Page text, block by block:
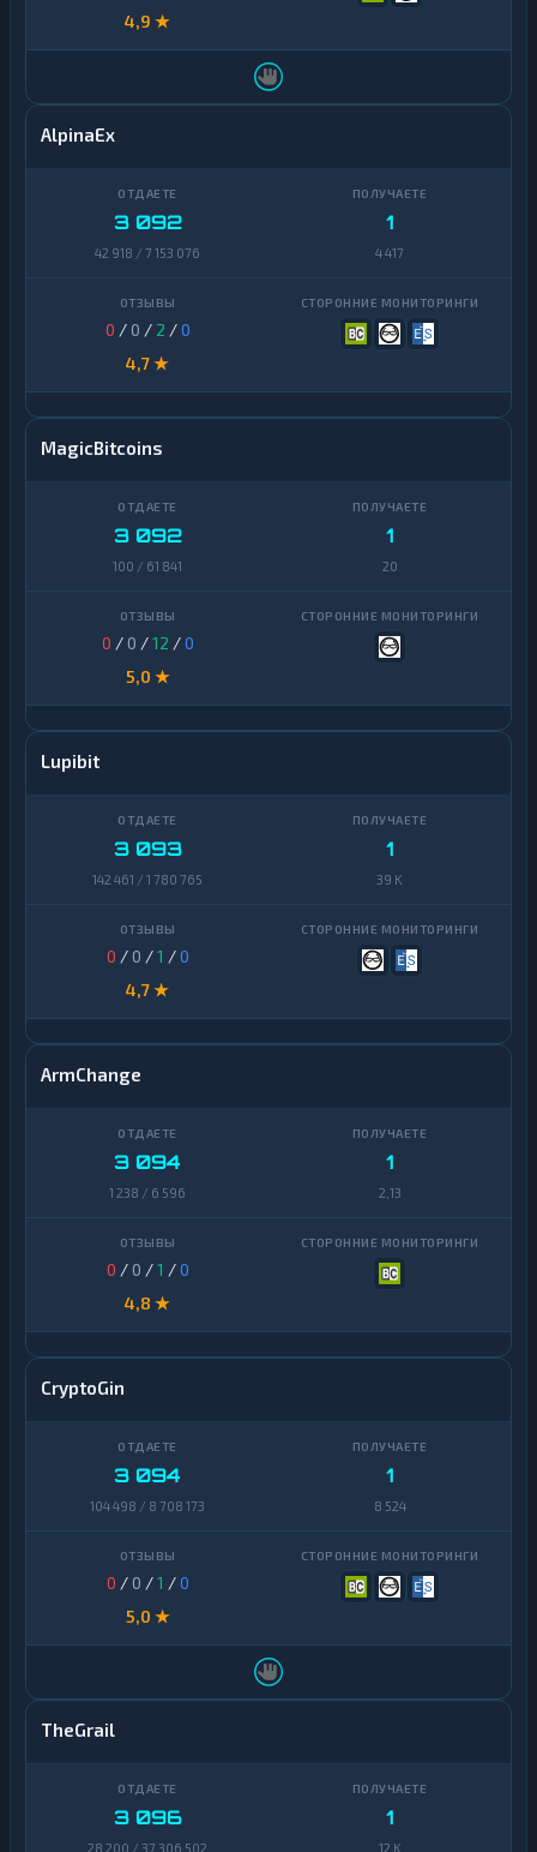
4,9 ★
AlpinaEx
3 092
42 918 / 7 153 076
1
4 417
0 / 0 / 2 /0
4,7 ★
MagicBitcoins
3 092
100 / 61 841
1
20
0 / 0 /12 /0
5,0 ★
Lupibit
3 093
142 461 / 1 780 765
1
39 K
0 / 0 /1 /0
4,7 ★
ArmChange
3 094
1 238 / 6 596
1
2,13
0 / 0 /1 /0
4,8 ★
CryptoGin
3 094
104 498 / 8 708 173
1
8 524
0 / 0 /1 /0
5,0 ★
TheGrail
3 096
28 200 / 37 306 502
1
12 K